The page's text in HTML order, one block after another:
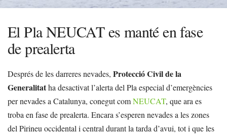
El Pla NEUCAT es manté en fase
de prealerta
Després de les darreres nevades, Protecció Civil de la
Generalitatha desactivat l’alerta del Pla especial d’emergències
per nevades a Catalunya, conegut comNEUCAT, que ara es
troba en fase de prealerta. Encara s’esperen nevades a les zones
del Pirineu occidental i central durant la tarda d’avui, tot i que les